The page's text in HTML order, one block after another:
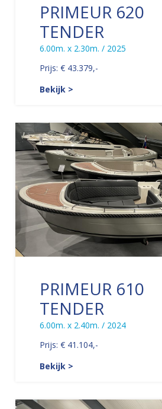
PRIMEUR 620
TENDER
6.00m. x 2.30m. / 2025
Prijs: € 43.379,-
Bekijk >
PRIMEUR 610
TENDER
6.00m. x 2.40m. / 2024
Prijs: € 41.104,-
Bekijk >